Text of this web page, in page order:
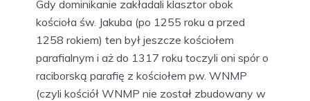
Gdy dominikanie zakładali klasztor obok
kościoła św. Jakuba (po 1255 roku a przed
1258 rokiem) ten był jeszcze kościołem
parafialnym i aż do 1317 roku toczyli oni spór o
raciborską parafię z kościołem pw. WNMP
(czyli kościół WNMP nie został zbudowany w